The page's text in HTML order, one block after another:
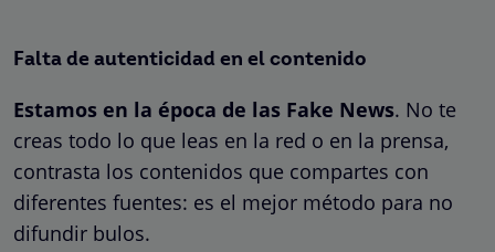
Falta de autenticidad en el contenido
Estamos en la época de las Fake News. No te
creas todo lo que leas en la red o en la prensa,
contrasta los contenidos que compartes con
diferentes fuentes: es el mejor método para no
difundir bulos.